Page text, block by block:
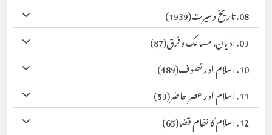
08. تاریخ وسیرت
(1939)
09. ادیان، مسالک وفرق
(87)
10. اسلام اور تصوف
(489)
11. اسلام اور عصر حاضر
(59)
12. اسلام کا نظام قضا
(65)